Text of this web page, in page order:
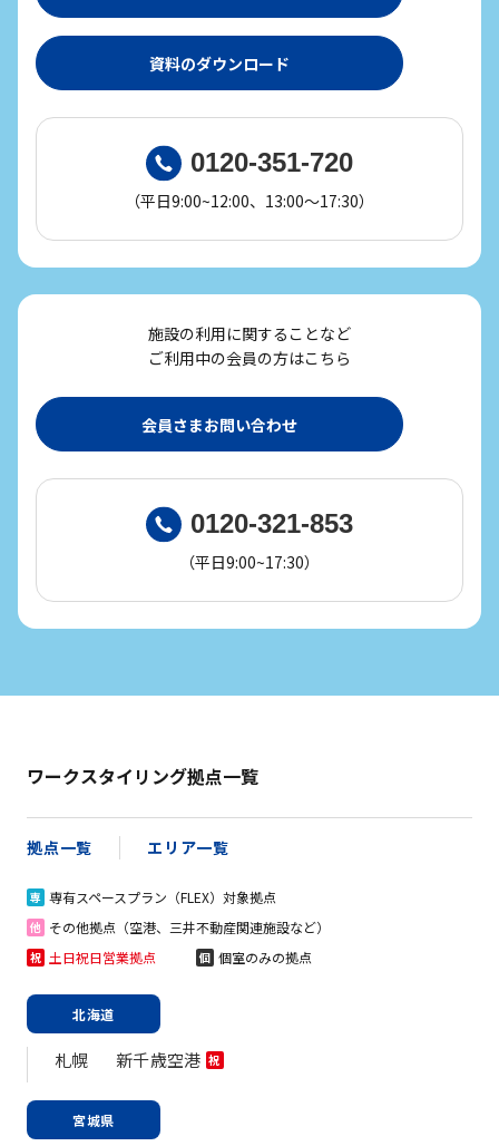
資料のダウンロード
0120-351-720
（平日9:00~12:00、13:00～17:30）
施設の利用に関することなど
ご利用中の会員の方はこちら
会員さまお問い合わせ
0120-321-853
（平日9:00~17:30）
ワークスタイリング拠点一覧
拠点一覧 エリア一覧
専 専有スペースプラン（FLEX）対象拠点
他 その他拠点（空港、三井不動産関連施設など）
祝 土日祝日営業拠点 個 個室のみの拠点
北海道
札幌 新千歳空港 祝
宮城県